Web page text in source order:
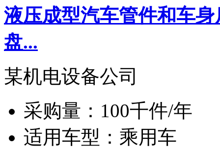
液压成型汽车管件和车
盘...
某机电设备公司
采购量： 100千件/年
适用车型： 乘用车